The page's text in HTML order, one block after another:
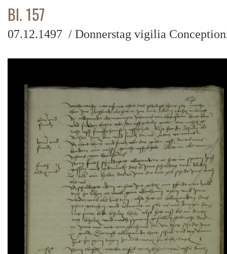
Bl. 157
07.12.1497 / Donnerstag vigilia